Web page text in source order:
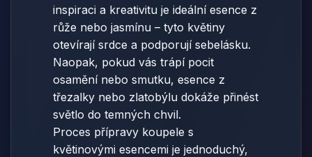
inspiraci a kreativitu je ideální esence z
růže nebo jasmínu – tyto květiny
otevírají srdce a podporují sebelásku.
Naopak, pokud vás trápí pocit
osamění nebo smutku, esence z
třezalky nebo zlatobýlu dokáže přinést
světlo do temných chvil.
Proces přípravy koupele s
květinovými esencemi je jednoduchý,